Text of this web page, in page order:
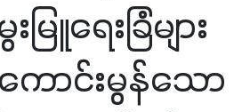
ြူရေးခြံများ
ာင်းမွန်သော